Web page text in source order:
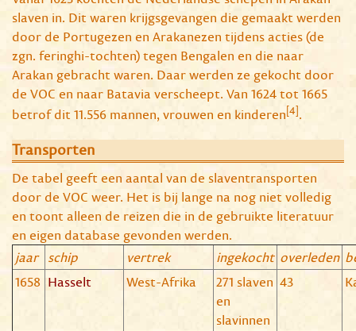
slaven in. Dit waren krijgsgevangen die gemaakt werden
door de Portugezen en Arakanezen tijdens acties (de
zgn. feringhi-tochten) tegen Bengalen en die naar
Arakan gebracht waren. Daar werden ze gekocht door
de VOC en naar Batavia verscheept. Van 1624 tot 1665
betrof dit 11.556 mannen, vrouwen en kinderen[4].
Transporten
De tabel geeft een aantal van de slaventransporten
door de VOC weer. Het is bij lange na nog niet volledig
en toont alleen de reizen die in de gebruikte literatuur
en eigen database gevonden werden.
jaar schip vertrek ingekocht overleden
1658 Hasselt West-Afrika
271 slaven
en
slavinnen
43